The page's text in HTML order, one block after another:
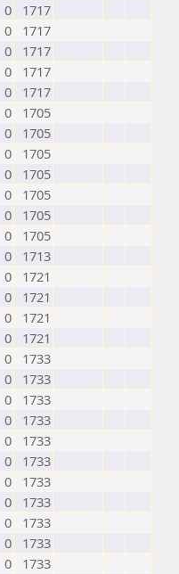
0
1717
0
1717
0
1717
0
1717
0
1717
0
1705
0
1705
0
1705
0
1705
0
1705
0
1705
0
1705
0
1713
0
1721
0
1721
0
1721
0
1721
0
1733
0
1733
0
1733
0
1733
0
1733
0
1733
0
1733
0
1733
0
1733
0
1733
0
1733